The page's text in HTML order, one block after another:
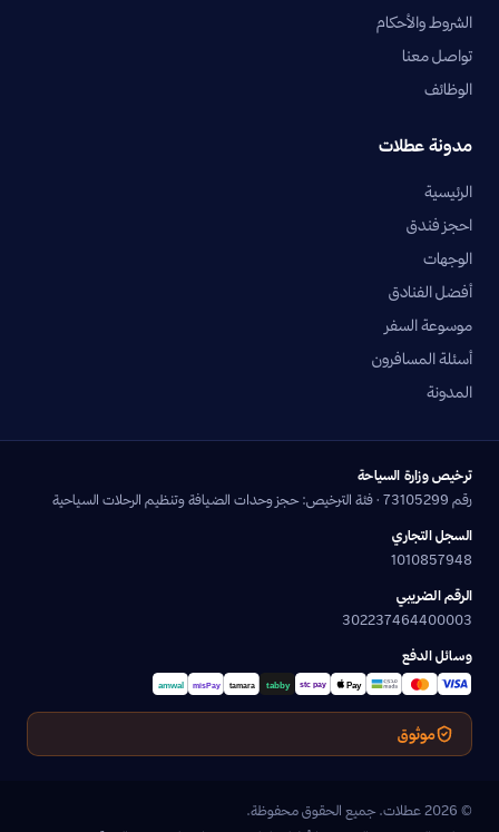
الشروط والأحكام
تواصل معنا
الوظائف
مدونة عطلات
الرئيسية
احجز فندق
الوجهات
أفضل الفنادق
موسوعة السفر
أسئلة المسافرون
المدونة
ترخيص وزارة السياحة
رقم 73105299 · فئة الترخيص: حجز وحدات الضيافة وتنظيم الرحلات السياحية
السجل التجاري
1010857948
الرقم الضريبي
302237464400003
وسائل الدفع
موثوق
© 2026 عطلات. جميع الحقوق محفوظة.